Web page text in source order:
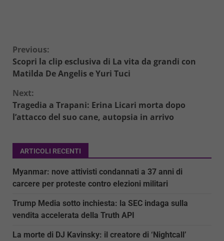
Continue
Reading
Previous:
Scopri la clip esclusiva di La vita da grandi con
Matilda De Angelis e Yuri Tuci
Next:
Tragedia a Trapani: Erina Licari morta dopo
l’attacco del suo cane, autopsia in arrivo
ARTICOLI RECENTI
Myanmar: nove attivisti condannati a 37 anni di
carcere per proteste contro elezioni militari
Trump Media sotto inchiesta: la SEC indaga sulla
vendita accelerata della Truth API
La morte di DJ Kavinsky: il creatore di ‘Nightcall’